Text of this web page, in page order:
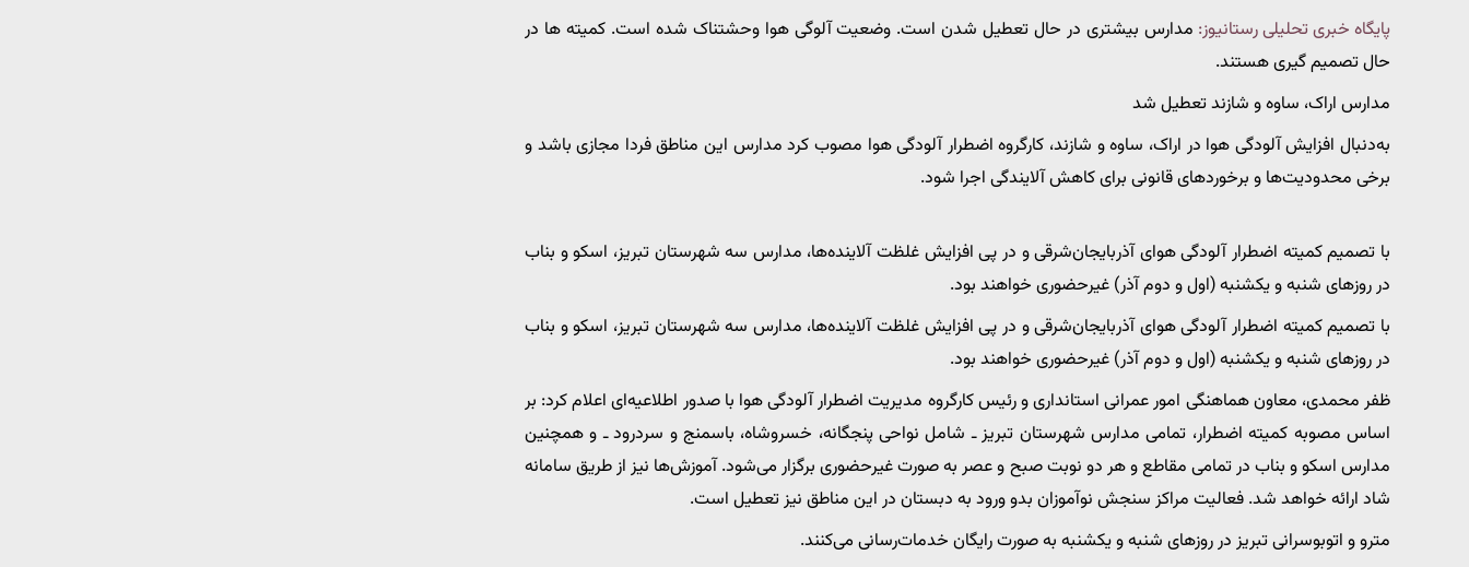
پایگاه خبری تحلیلی رستانیوز: مدارس بیشتری در حال تعطیل شدن است. وضعیت آلوگی هوا وحشتناک شده است. کمیته ها در
حال تصمیم گیری هستند.
مدارس اراک، ساوه و شازند تعطیل شد
به‌دنبال افزایش آلودگی هوا در اراک، ساوه و شازند، کارگروه اضطرار آلودگی هوا مصوب کرد مدارس این مناطق فردا مجازی باشد و
برخی محدودیت‌ها و برخوردهای قانونی برای کاهش آلایندگی اجرا شود.
با تصمیم کمیته اضطرار آلودگی هوای آذربایجان‌شرقی و در پی افزایش غلظت آلاینده‌ها، مدارس سه شهرستان تبریز، اسکو و بناب
در روزهای شنبه و یکشنبه (اول و دوم آذر) غیرحضوری خواهند بود.
با تصمیم کمیته اضطرار آلودگی هوای آذربایجان‌شرقی و در پی افزایش غلظت آلاینده‌ها، مدارس سه شهرستان تبریز، اسکو و بناب
در روزهای شنبه و یکشنبه (اول و دوم آذر) غیرحضوری خواهند بود.
ظفر محمدی، معاون هماهنگی امور عمرانی استانداری و رئیس کارگروه مدیریت اضطرار آلودگی هوا با صدور اطلاعیه‌ای اعلام کرد: بر
اساس مصوبه کمیته اضطرار، تمامی مدارس شهرستان تبریز ـ شامل نواحی پنجگانه، خسروشاه، باسمنج و سردرود ـ و همچنین
مدارس اسکو و بناب در تمامی مقاطع و هر دو نوبت صبح و عصر به صورت غیرحضوری برگزار می‌شود. آموزش‌ها نیز از طریق سامانه
شاد ارائه خواهد شد. فعالیت مراکز سنجش نوآموزان بدو ورود به دبستان در این مناطق نیز تعطیل است.
مترو و اتوبوسرانی تبریز در روزهای شنبه و یکشنبه به صورت رایگان خدمات‌رسانی می‌کنند.